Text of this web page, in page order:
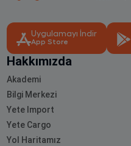
Uygulamayı İndir
App Store
Hakkımızda
Akademi
Bilgi Merkezi
Yete Import
Yete Cargo
Yol Haritamız